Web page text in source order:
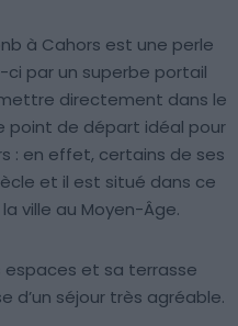
à Cahors est une perle
ci par un superbe portail
directement dans le
point de départ idéal pour
: en effet, certains de ses
et il est situé dans ce
ville au Moyen-Âge.
et sa terrasse
d’un séjour très agréable.